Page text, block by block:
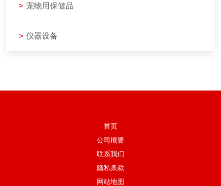
> 宠物用保健品
> 仪器设备
首页
公司概要
联系我们
隐私条款
网站地图